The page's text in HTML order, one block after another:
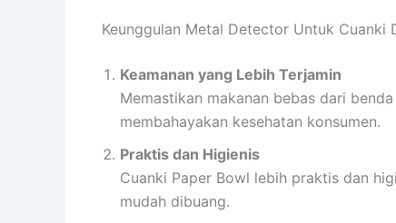
Keunggulan Metal Detector Untuk Cuanki
Keamanan yang Lebih Terjamin
Memastikan makanan bebas dari
membahayakan kesehatan konsumen.
Praktis dan Higienis
Cuanki Paper Bowl lebih praktis dan
mudah dibuang.